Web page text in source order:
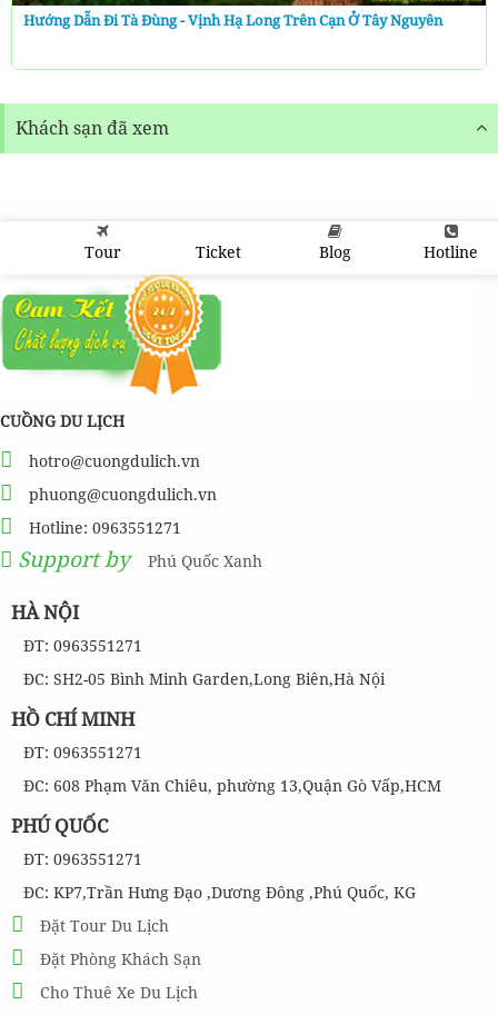
Hướng Dẫn Đi Tà Đùng - Vịnh Hạ Long Trên Cạn Ở Tây Nguyên
Khách sạn đã xem
Tour Ticket Blog Hotline
CUỒNG DU LỊCH
hotro@cuongdulich.vn
phuong@cuongdulich.vn
Hotline: 0963551271
Support by Phú Quốc Xanh
HÀ NỘI
ĐT: 0963551271
ĐC: SH2-05 Bình Minh Garden,Long Biên,Hà Nội
HỒ CHÍ MINH
ĐT: 0963551271
ĐC: 608 Phạm Văn Chiêu, phường 13,Quận Gò Vấp,HCM
PHÚ QUỐC
ĐT: 0963551271
ĐC: KP7,Trần Hưng Đạo ,Dương Đông ,Phú Quốc, KG
Đặt Tour Du Lịch
Đặt Phòng Khách Sạn
Cho Thuê Xe Du Lịch